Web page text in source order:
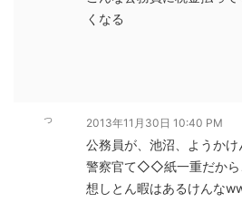
くなる
っ 2013年11月30日 10:40 PM
公務員が、池沼、ようかけ
警察官て◇◇紙一重だから
想しとん暇はあるけんな